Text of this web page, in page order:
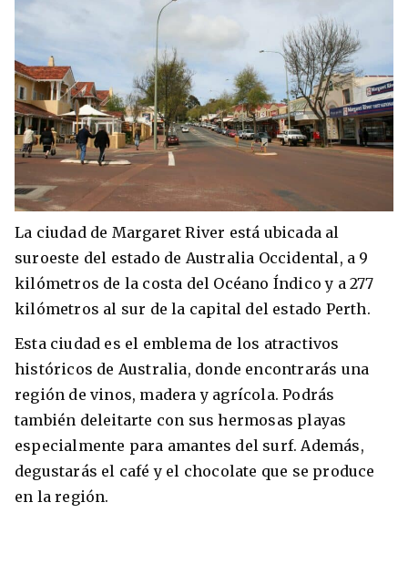
La ciudad de Margaret River está ubicada al
suroeste del estado de Australia Occidental, a 9
kilómetros de la costa del Océano Índico y a 277
kilómetros al sur de la capital del estado Perth.
Esta ciudad es el emblema de los atractivos
históricos de Australia, donde encontrarás una
región de vinos, madera y agrícola. Podrás
también deleitarte con sus hermosas playas
especialmente para amantes del surf. Además,
degustarás el café y el chocolate que se produce
en la región.